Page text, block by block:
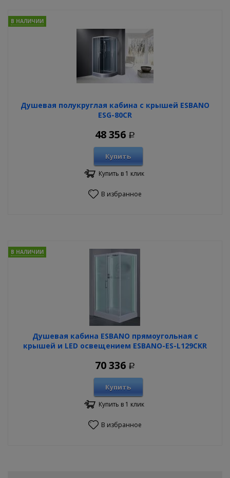
Душевая полукруглая кабина с крышей ESBANO
ESG-80CR
В НАЛИЧИИ
48 356 Р
Купить
Купить в 1 клик
В избранное
Душевая кабина ESBANO прямоугольная с
крышей и LED освещением ESBANO-ES-L129CKR
В НАЛИЧИИ
70 336 Р
Купить
Купить в 1 клик
В избранное